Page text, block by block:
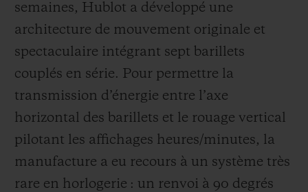
semaines, Hublot a développé une
architecture de mouvement originale et
spectaculaire intégrant sept barillets
couplés en série. Pour permettre la
transmission d’énergie entre l’axe
horizontal des barillets et le rouage vertical
pilotant les affichages heures/minutes, la
manufacture a eu recours à un système très
rare en horlogerie : un renvoi à 90 degrés